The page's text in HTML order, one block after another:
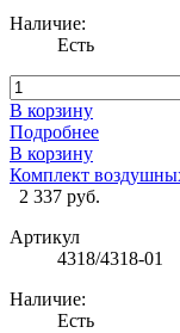
Наличие:
Есть
В корзину
Подробнее
В корзину
Комплект
2 337 руб.
Артикул
4318/4318-01
Наличие:
Есть